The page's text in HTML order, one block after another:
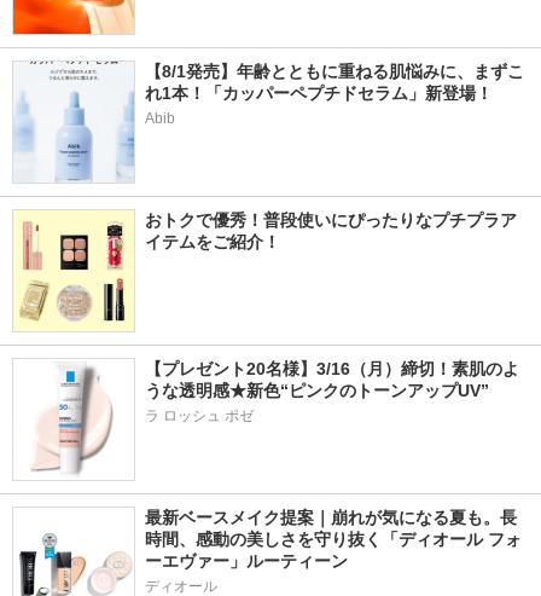
【8/1発売】年齢とともに重ねる肌悩みに、まずこ
れ1本！「カッパーペプチドセラム」新登場！
Abib
おトクで優秀！普段使いにぴったりなプチプラア
イテムをご紹介！
【プレゼント20名様】3/16（月）締切！素肌のよ
うな透明感★新色“ピンクのトーンアップUV”
ラ ロッシュ ポゼ
最新ベースメイク提案｜崩れが気になる夏も。長
時間、感動の美しさを守り抜く「ディオール フォ
ーエヴァー」ルーティーン
ディオール